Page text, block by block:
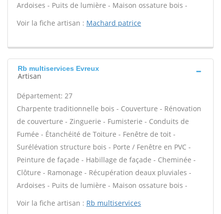
Ardoises - Puits de lumière - Maison ossature bois -
Voir la fiche artisan : Machard patrice
Rb multiservices Evreux
Artisan
Département: 27
Charpente traditionnelle bois - Couverture - Rénovation
de couverture - Zinguerie - Fumisterie - Conduits de
Fumée - Étanchéité de Toiture - Fenêtre de toit -
Surélévation structure bois - Porte / Fenêtre en PVC -
Peinture de façade - Habillage de façade - Cheminée -
Clôture - Ramonage - Récupération deaux pluviales -
Ardoises - Puits de lumière - Maison ossature bois -
Voir la fiche artisan : Rb multiservices